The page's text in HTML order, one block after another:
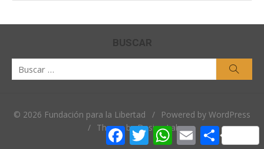
BUSCAR
© 2026 Fundación para la Libertad /
Powered by WordPress
/ Theme by Design Lab
Facebook
TwitterWhatsApp
EmailCompartir